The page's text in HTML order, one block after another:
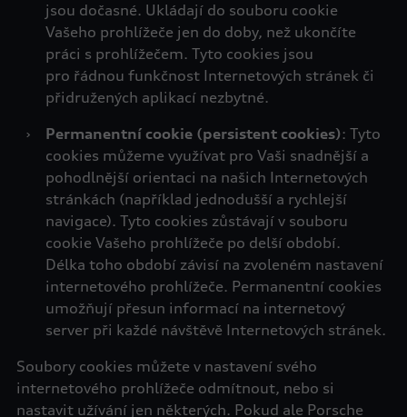
jsou dočasné. Ukládají do souboru cookie
Vašeho prohlížeče jen do doby, než ukončíte
práci s prohlížečem. Tyto cookies jsou
pro řádnou funkčnost Internetových stránek či
přidružených aplikací nezbytné.
›
Permanentní cookie (persistent cookies): Tyto
cookies můžeme využívat pro Vaši snadnější a
pohodlnější orientaci na našich Internetových
stránkách (například jednodušší a rychlejší
navigace). Tyto cookies zůstávají v souboru
cookie Vašeho prohlížeče po delší období.
Délka toho období závisí na zvoleném nastavení
internetového prohlížeče. Permanentní cookies
umožňují přesun informací na internetový
server při každé návštěvě Internetových stránek.
Soubory cookies můžete v nastavení svého
internetového prohlížeče odmítnout, nebo si
nastavit užívání jen některých. Pokud ale Porsche